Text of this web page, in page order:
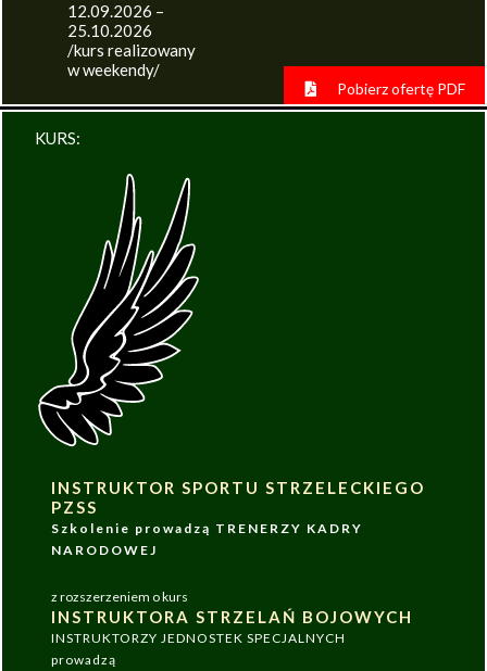
12.09.2026 –
25.10.2026
/kurs realizowany
w weekendy/
Pobierz ofertę PDF
KURS:
INSTRUKTOR SPORTU STRZELECKIEGO
PZSS
Szkolenie prowadzą TRENERZY KADRY
NARODOWEJ
z rozszerzeniem o kurs
INSTRUKTORA STRZELAŃ BOJOWYCH
INSTRUKTORZY JEDNOSTEK SPECJALNYCH
prowadzą